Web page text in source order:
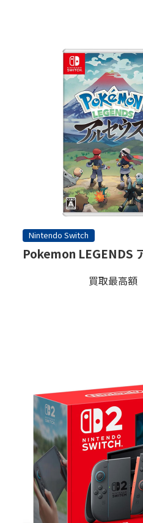
Nintendo Switch
Pokemon LEGENDS
買取最高額